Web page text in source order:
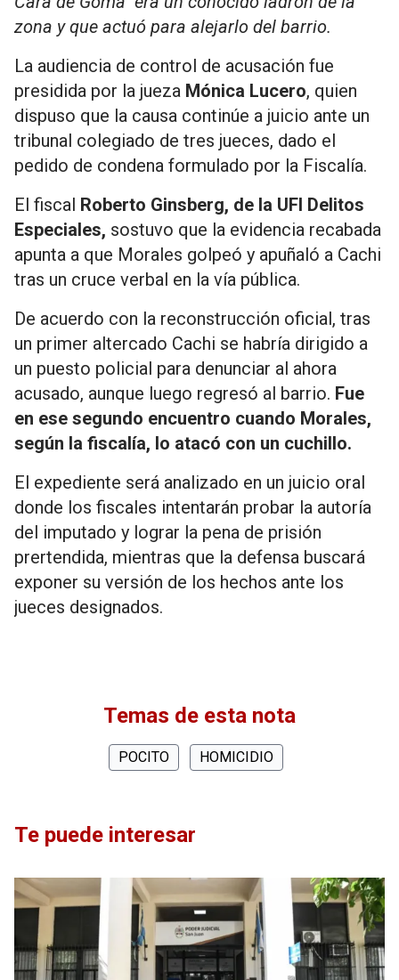
zona y que actuó para alejarlo del barrio.
La audiencia de control de acusación fue
presidida por la jueza Mónica Lucero, quien
dispuso que la causa continúe a juicio ante un
tribunal colegiado de tres jueces, dado el
pedido de condena formulado por la Fiscalía.
El fiscal Roberto Ginsberg, de la UFI Delitos
Especiales, sostuvo que la evidencia recabada
apunta a que Morales golpeó y apuñaló a Cachi
tras un cruce verbal en la vía pública.
De acuerdo con la reconstrucción oficial, tras
un primer altercado Cachi se habría dirigido a
un puesto policial para denunciar al ahora
acusado, aunque luego regresó al barrio. Fue
en ese segundo encuentro cuando Morales,
según la fiscalía, lo atacó con un cuchillo.
El expediente será analizado en un juicio oral
donde los fiscales intentarán probar la autoría
del imputado y lograr la pena de prisión
prertendida, mientras que la defensa buscará
exponer su versión de los hechos ante los
jueces designados.
Temas de esta nota
POCITO HOMICIDIO
Te puede interesar